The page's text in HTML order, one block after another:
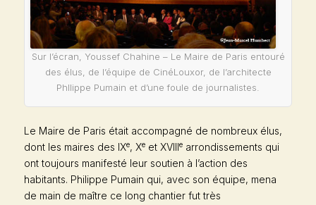
Sur l’écran, Youssef Chahine – Le Maire de Paris entouré
des élus, de l’équipe de CinéLouxor, de l’architecte
Phllippe Pumain et d’une foule de journalistes.
Le Maire de Paris était accompagné de nombreux élus,
dont les maires des IXe, Xe et XVIIIe arrondissements qui
ont toujours manifesté leur soutien à l’action des
habitants. Philippe Pumain qui, avec son équipe, mena
de main de maître ce long chantier fut très